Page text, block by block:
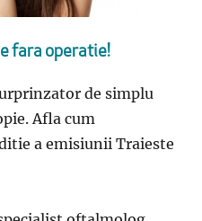
fara operatie!
de simplu
Afla cum
a emisiunii Traieste